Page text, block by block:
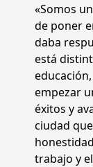
«Somos
de poner
daba
está
empezar
éxitos y
ciudad
trabajo y